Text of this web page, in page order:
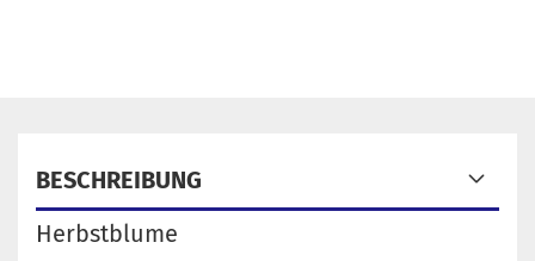
BESCHREIBUNG
Herbstblume